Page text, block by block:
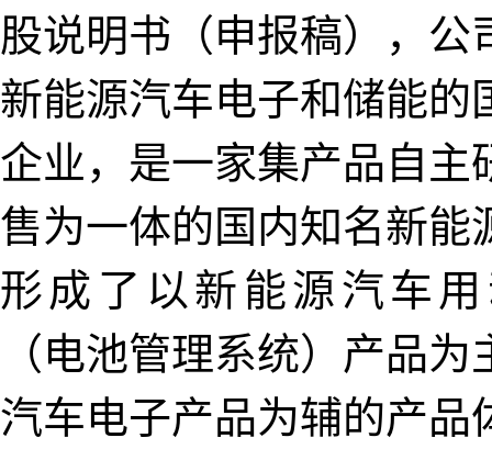
股说明书（申报稿），公
新能源汽车电子和储能的
企业，是一家集产品自主
售为一体的国内知名新能
形成了以新能源汽车
（电池管理系统）产品
汽车电子产品为辅的产品